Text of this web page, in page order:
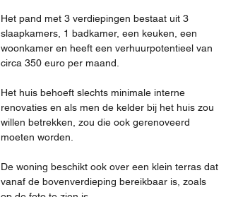
Het pand met 3 verdiepingen bestaat uit 3
slaapkamers, 1 badkamer, een keuken, een
woonkamer en heeft een verhuurpotentieel van
circa 350 euro per maand.
Het huis behoeft slechts minimale interne
renovaties en als men de kelder bij het huis zou
willen betrekken, zou die ook gerenoveerd
moeten worden.
De woning beschikt ook over een klein terras dat
vanaf de bovenverdieping bereikbaar is, zoals